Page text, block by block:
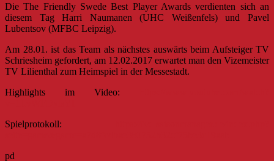
Die The Friendly Swede Best Player Awards verdienten sich an
diesem Tag Harri Naumanen (UHC Weißenfels) und Pavel
Lubentsov (MFBC Leipzig).
Am 28.01. ist das Team als nächstes auswärts beim Aufsteiger TV
Schriesheim gefordert, am 12.02.2017 erwartet man den Vizemeister
TV Lilienthal zum Heimspiel in der Messestadt.
Highlights im Video:
Spielprotokoll:
pd